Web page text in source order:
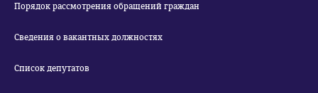
Порядок рассмотрения обращений граждан
Сведения о вакантных должностях
Список депутатов